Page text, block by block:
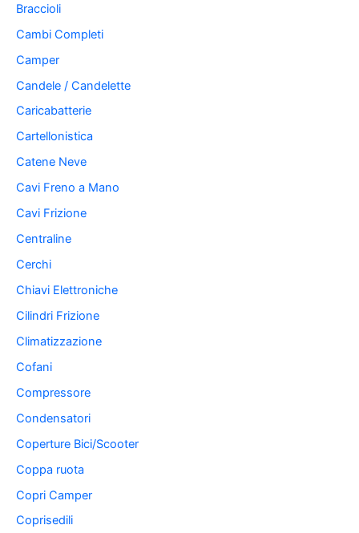
Braccioli
Cambi Completi
Camper
Candele / Candelette
Caricabatterie
Cartellonistica
Catene Neve
Cavi Freno a Mano
Cavi Frizione
Centraline
Cerchi
Chiavi Elettroniche
Cilindri Frizione
Climatizzazione
Cofani
Compressore
Condensatori
Coperture Bici/Scooter
Coppa ruota
Copri Camper
Coprisedili